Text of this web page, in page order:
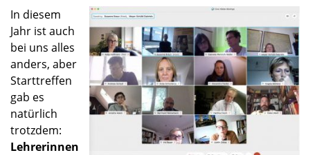
In diesem
Jahr ist auch
bei uns alles
anders, aber
Start­tref­fen
gab es
natür­lich
trotz­dem:
Lehre­rin­nen